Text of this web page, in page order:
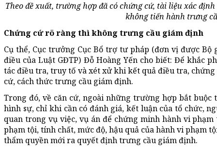
Theo đề xuất, trường hợp đã có chứng cứ, tài liệu xác
không tiến hành trưng
Chứng cứ rõ ràng thì không trưng cầu giám định
Cụ thể, Cục trưởng Cục Bổ trợ tư pháp (đơn vị được
điều của Luật GĐTP) Đỗ Hoàng Yến cho biết: Để khắc
tác điều tra, truy tố và xét xử khi kết quả điều tra,
cứ, cách thức trưng cầu giám định.
Trong đó, về căn cứ, ngoài những trường hợp bắt
hình sự, chỉ khi cần có đánh giá, kết luận của tổ chức,
quan trong vụ việc, vụ án để chứng minh hành vi
phạm tội, tính chất, mức độ, hậu quả của hành vi phạm
thẩm quyền mới ra quyết định trưng cầu giám định.